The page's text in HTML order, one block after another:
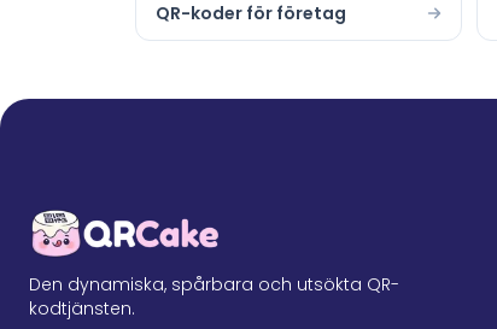
QR-koder för företag
Den dynamiska, spårbara och utsökta QR-
kodtjänsten.